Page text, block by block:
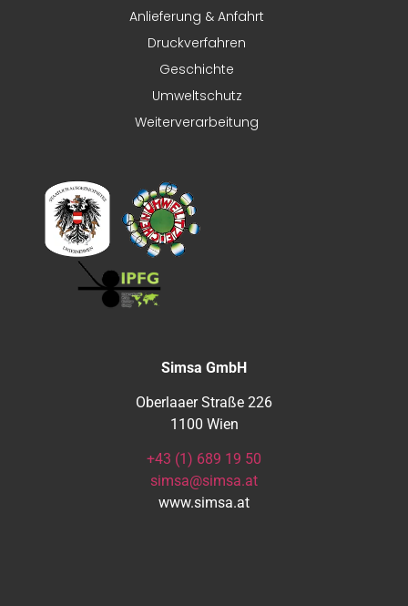
Simsa GmbH
Oberlaaer Straße 226
1100 Wien
+43 (1) 689 19 50
simsa@simsa.at
www.simsa.at
Anlieferung & Anfahrt
Druckverfahren
Geschichte
Umweltschutz
Weiterverarbeitung